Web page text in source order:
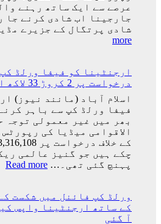
عرصے سے ایک ساتھ رہنے
جارجینا اب شادی کرنے جا
شادی پرتگال کے جزیرے
more
:
اور
جارجینا
روڈریگز
کی
شادی
کی
تاریخ
سامنے
آ
گئی
ارجنٹینا کو فیفا ورلڈ
درخواست پر 2 کروڑ 33 لاکھ افراد کے دستخط
فیفا ورلڈ کپ سے باہر
بھر میں غیر معمولی توجہ
الاقوامی میڈیا کی
چکے ہیں جو گنیز عالمی
پہنچ گئی تھی۔… Read more
:
ورلڈ کپ فائنل میں شکست
کے ساتھ ارجنٹینا واپس
آ گئی